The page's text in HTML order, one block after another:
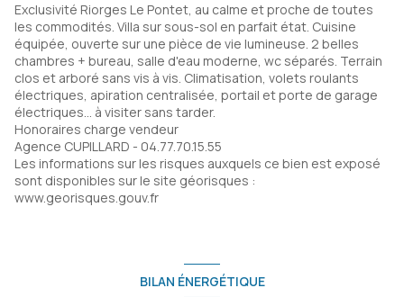
Exclusivité Riorges Le Pontet, au calme et proche de toutes
les commodités. Villa sur sous-sol en parfait état. Cuisine
équipée, ouverte sur une pièce de vie lumineuse. 2 belles
chambres + bureau, salle d'eau moderne, wc séparés. Terrain
clos et arboré sans vis à vis. Climatisation, volets roulants
électriques, apiration centralisée, portail et porte de garage
électriques... à visiter sans tarder.
Honoraires charge vendeur
Agence CUPILLARD - 04.77.70.15.55
Les informations sur les risques auxquels ce bien est exposé
sont disponibles sur le site géorisques :
www.georisques.gouv.fr
BILAN ÉNERGÉTIQUE